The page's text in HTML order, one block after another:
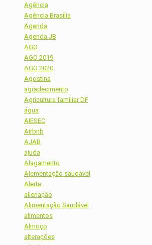
Agência
Agência Brasília
Agenda
Agenda JB
AGO
AGO 2019
AGO 2020
Agostina
agradecimento
Agricultura familiar DF
água
AIESEC
Airbnb
AJAB
ajuda
Alagamento
Alementação saudável
Alerta
alienação
Alimentação Saudável
alimentos
Almoço
alterações